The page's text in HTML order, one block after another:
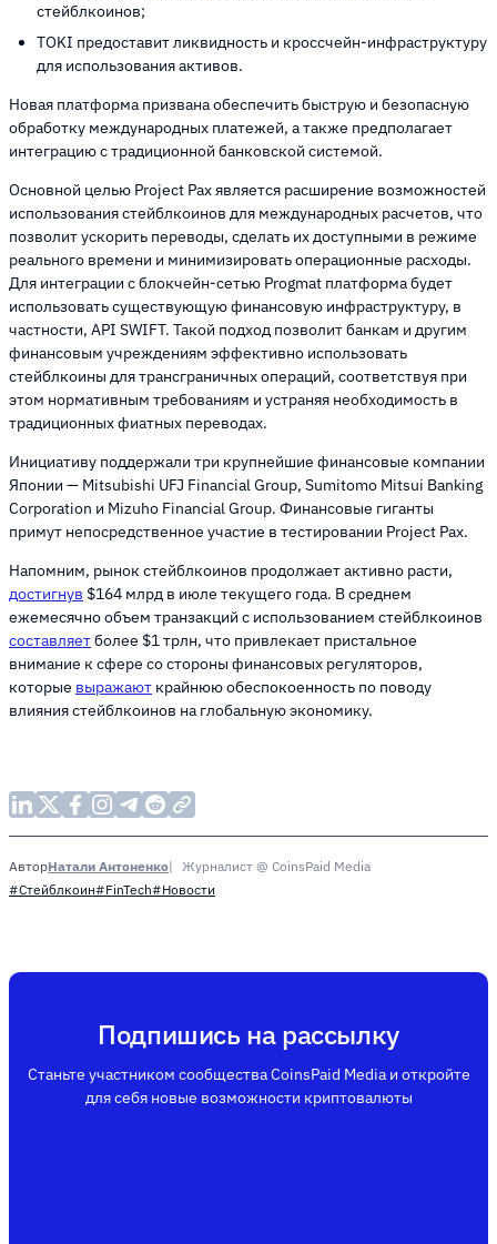
стейблкоинов;
TOKI предоставит ликвидность и кроссчейн-инфраструктуру
для использования активов.
Новая платформа призвана обеспечить быструю и безопасную
обработку международных платежей, а также предполагает
интеграцию с традиционной банковской системой.
Основной целью Project Pax является расширение возможностей
использования стейблкоинов для международных расчетов, что
позволит ускорить переводы, сделать их доступными в режиме
реального времени и минимизировать операционные расходы.
Для интеграции с блокчейн-сетью Progmat платформа будет
использовать существующую финансовую инфраструктуру, в
частности, API SWIFT. Такой подход позволит банкам и другим
финансовым учреждениям эффективно использовать
стейблкоины для трансграничных операций, соответствуя при
этом нормативным требованиям и устраняя необходимость в
традиционных фиатных переводах.
Инициативу поддержали три крупнейшие финансовые компании
Японии — Mitsubishi UFJ Financial Group, Sumitomo Mitsui Banking
Corporation и Mizuho Financial Group. Финансовые гиганты
примут непосредственное участие в тестировании Project Pax.
Напомним, рынок стейблкоинов продолжает активно расти,
достигнув $164 млрд в июле текущего года. В среднем
ежемесячно объем транзакций с использованием стейблкоинов
составляетболее $1 трлн, что привлекает пристальное
внимание к сфере со стороны финансовых регуляторов,
которые выражают крайнюю обеспокоенность по поводу
влияния стейблкоинов на глобальную экономику.
АвторНатали Антоненко
Журналист @ CoinsPaid Media
#Стейблкоин#FinTech#Новости
Подпишись на рассылку
Станьте участником сообщества CoinsPaid Media и откройте
для себя новые возможности криптовалюты